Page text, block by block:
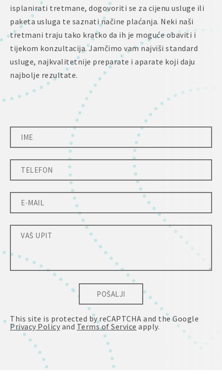
isplanirati tretmane, dogovoriti se za cijenu usluge ili
paketa usluga te saznati načine plaćanja. Neki naši
tretmani traju tako kratko da ih je moguće obaviti i
tijekom konzultacija. Jamčimo vam najviši standard
usluge, najkvalitetnije preparate i aparate koji daju
najbolje rezultate.
POŠALJI
This site is protected by reCAPTCHA and the Google
Privacy Policy and Terms of Service apply.